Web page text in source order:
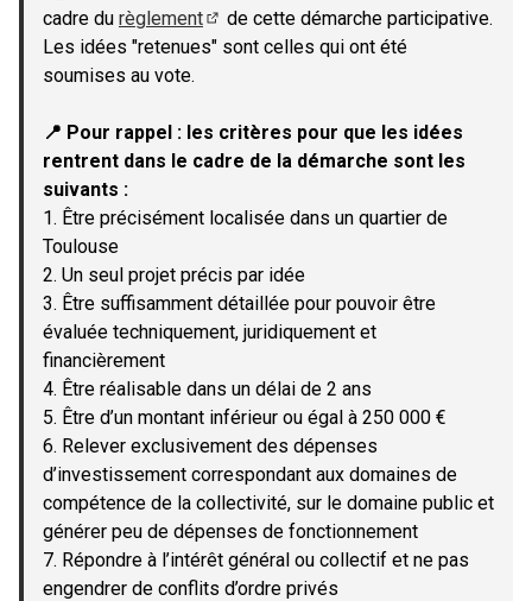
cadre du règlement
(Lien externe)
de cette démarche participative.
Les idées "retenues" sont celles qui ont été
soumises au vote.
📍 Pour rappel : les critères pour que les idées
rentrent dans le cadre de la démarche sont les
suivants :
1. Être précisément localisée dans un quartier de
Toulouse
2. Un seul projet précis par idée
3. Être suffisamment détaillée pour pouvoir être
évaluée techniquement, juridiquement et
financièrement
4. Être réalisable dans un délai de 2 ans
5. Être d’un montant inférieur ou égal à 250 000 €
6. Relever exclusivement des dépenses
d’investissement correspondant aux domaines de
compétence de la collectivité, sur le domaine public et
générer peu de dépenses de fonctionnement
7. Répondre à l’intérêt général ou collectif et ne pas
engendrer de conflits d’ordre privés